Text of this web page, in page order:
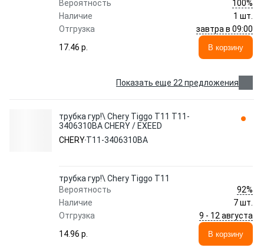
Вероятность
100%
Наличие
1 шт.
Отгрузка
завтра в 09:00
17.46 p.
В корзину
Показать еще 22 предложения
трубка гур!\ Chery Tiggo T11 T11-
3406310BA CHERY / EXEED
CHERYT11-3406310BA
трубка гур!\ Chery Tiggo T11
Вероятность
92%
Наличие
7 шт.
Отгрузка
9 - 12 августа
14.96 p.
В корзину